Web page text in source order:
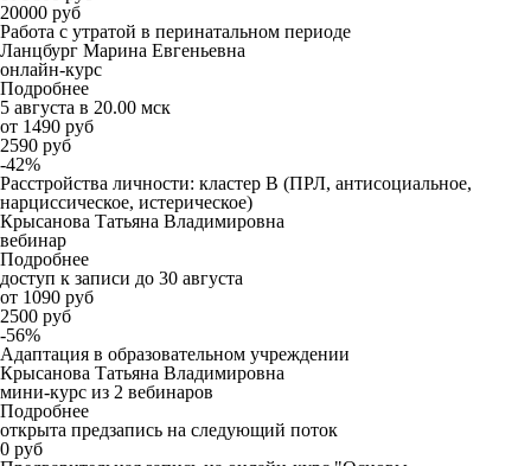
20000 руб
Работа с утратой в перинатальном периоде
Ланцбург Марина Евгеньевна
онлайн-курс
Подробнее
5 августа в 20.00 мск
от 1490 руб
2590 руб
-42%
Расстройства личности: кластер B (ПРЛ, антисоциальное,
нарциссическое, истерическое)
Крысанова Татьяна Владимировна
вебинар
Подробнее
доступ к записи до 30 августа
от 1090 руб
2500 руб
-56%
Адаптация в образовательном учреждении
Крысанова Татьяна Владимировна
мини-курс из 2 вебинаров
Подробнее
открыта предзапись на следующий поток
0 руб